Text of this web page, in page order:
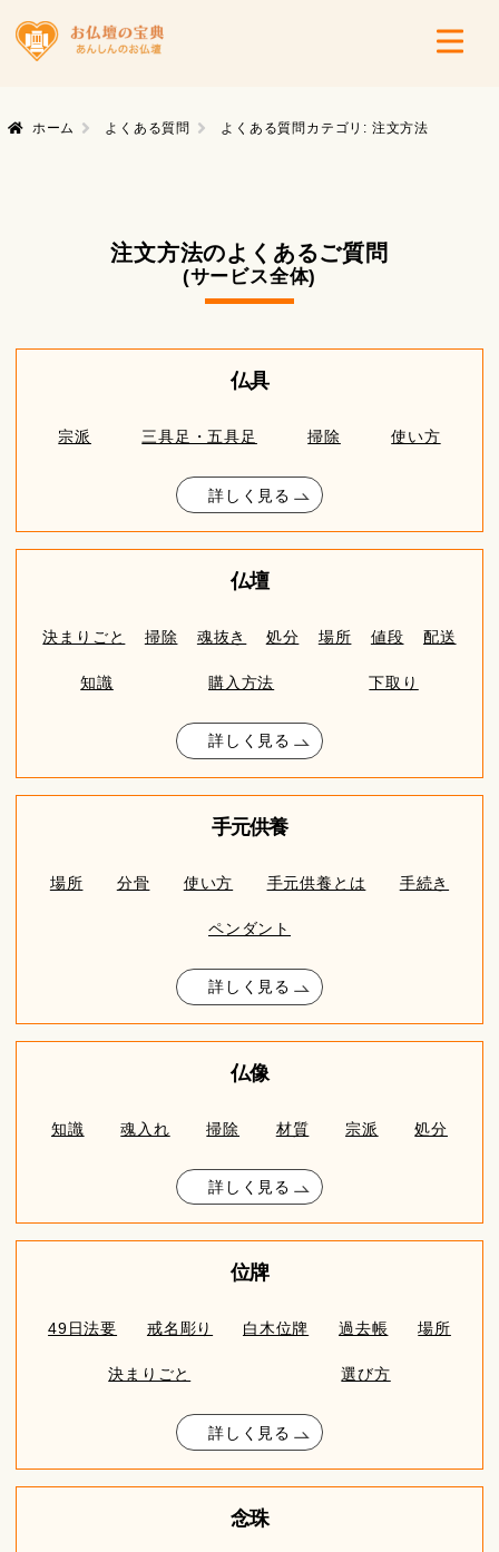
ホーム よくある質問 よくある質問カテゴリ: 注文方法
注文方法のよくあるご質問
(サービス全体)
仏具
宗派 三具足・五具足 掃除 使い方
詳しく見る
仏壇
決まりごと 掃除 魂抜き 処分 場所 値段 配送
知識 購入方法 下取り
詳しく見る
手元供養
場所 分骨 使い方 手元供養とは 手続き
ペンダント
詳しく見る
仏像
知識 魂入れ 掃除 材質 宗派 処分
詳しく見る
位牌
49日法要 戒名彫り 白木位牌 過去帳 場所
決まりごと 選び方
詳しく見る
念珠